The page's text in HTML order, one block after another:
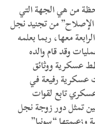
من هي الجهة التي
من تجنيد نجل
معها، ربما بعلمه
وقد قام والده
عسكرية ووثائق
عسكرية رفيعة في
تابع لقوات
تمثل دور زوجة نجل